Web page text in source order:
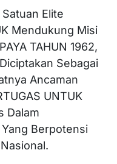
Elite
Mendukung Misi
TAHUN 1962,
Sebagai
Ancaman
UNTUK
Dalam
Berpotensi